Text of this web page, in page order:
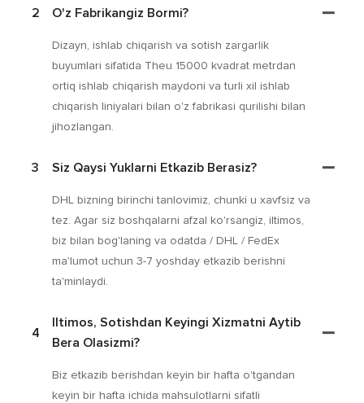
2 O'z Fabrikangiz Bormi?
Dizayn, ishlab chiqarish va sotish zargarlik
buyumlari sifatida Theu 15000 kvadrat metrdan
ortiq ishlab chiqarish maydoni va turli xil ishlab
chiqarish liniyalari bilan o'z fabrikasi qurilishi bilan
jihozlangan.
3 Siz Qaysi Yuklarni Etkazib Berasiz?
DHL bizning birinchi tanlovimiz, chunki u xavfsiz va
tez. Agar siz boshqalarni afzal ko'rsangiz, iltimos,
biz bilan bog'laning va odatda / DHL / FedEx
ma'lumot uchun 3-7 yoshday etkazib berishni
ta'minlaydi.
4
Iltimos, Sotishdan Keyingi Xizmatni Aytib
Bera Olasizmi?
Biz etkazib berishdan keyin bir hafta o'tgandan
keyin bir hafta ichida mahsulotlarni sifatli